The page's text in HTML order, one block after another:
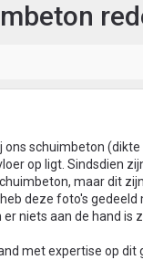
ons schuimbeton
op ligt. Sindsdien
maar dit
deze foto's
niets aan de hand is
met expertise op